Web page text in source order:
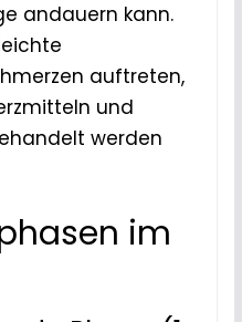
andauern kann.
auftreten,
und
werden
im